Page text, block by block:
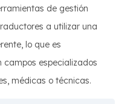
de gestión
a utilizar una
lo que es
campos especializados
médicas o técnicas.